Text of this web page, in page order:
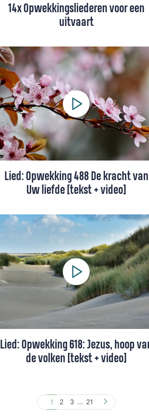
14x Opwekkingsliederen voor een
uitvaart
In de Opwekkingsbundel staan
troostrijke woorden voor het moment
je afscheid moet nemen van een
Hieronder vind je 14 oudere en nieuwe
Opwekkingsliederen voor een
of uitvaart, met tekst.
Lied: Opwekking 488 De kracht van
Uw liefde [tekst + video]
Opwekking 488 gaat over het
om door Gods liefde gedragen te
Deze versie van Giovanca is
het Papiaments.
Lied: Opwekking 618: Jezus, hoop
de volken [tekst + video]
is. Hij is het licht dat blijft.
1 2 3 ... 21